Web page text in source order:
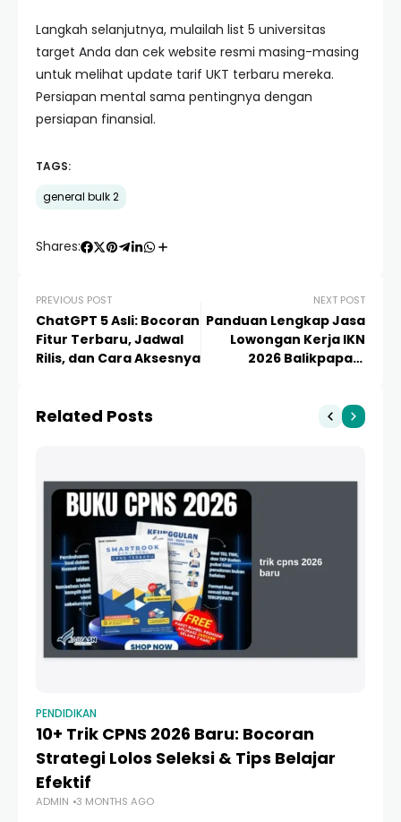
Langkah selanjutnya, mulailah list 5 universitas
target Anda dan cek website resmi masing-masing
untuk melihat update tarif UKT terbaru mereka.
Persiapan mental sama pentingnya dengan
persiapan finansial.
TAGS:
general bulk 2
Shares:
PREVIOUS POST
ChatGPT 5 Asli: Bocoran
Fitur Terbaru, Jadwal
Rilis, dan Cara Aksesnya
NEXT POST
Panduan Lengkap Jasa
Lowongan Kerja IKN
2026 Balikpapan:
Related Posts
PENDIDIKAN
10+ Trik CPNS 2026 Baru: Bocoran
Strategi Lolos Seleksi & Tips Belajar
Efektif
ADMIN 3 MONTHS AGO